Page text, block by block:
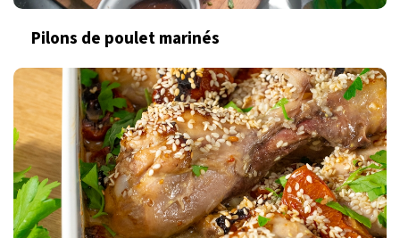
Pilons de poulet marinés